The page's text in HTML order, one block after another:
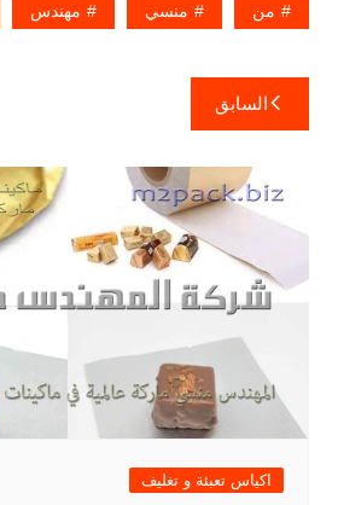
من منسي مهندس
تصفّح
المقالات
السابق
اكياس تعبئة و تغليف